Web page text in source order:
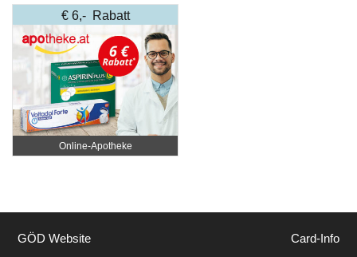
€ 6,- Rabatt
Online‑Apotheke
GÖD Website Card-Info